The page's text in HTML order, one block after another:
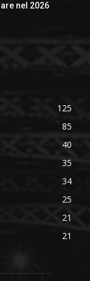
nel 2026
125
85
40
35
34
25
21
21